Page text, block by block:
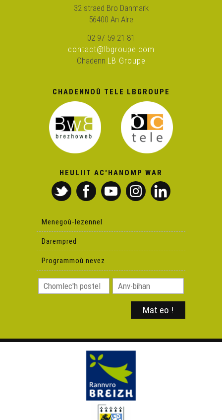
32 straed Bro Danmark
56400 An Alre
02 97 59 21 81
contact@lbgroupe.com
Chadenn LB Groupe
CHADENNOÙ TELE LBGROUPE
HEULIIT AC'HANOMP WAR
Menegoù-lezennel
Darempred
Programmoù nevez